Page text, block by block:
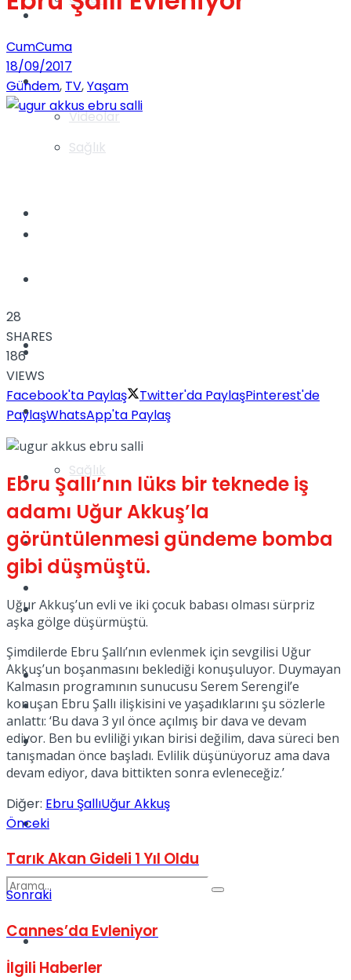
Videolar
Sağlık
Kadınca
Dünya
Türkiye
Gündem
Yaşam
Sağlık
Dünya
Türkiye
Müzik
Sinema
Tatil
Spor
Podcast
CumCuma
18/09/2017
Gündem, TV,Yaşam
28
SHARES
186
VIEWS
Facebook'ta Paylaş
Twitter'da PaylaşPinterest'de
PaylaşWhatsApp'ta Paylaş
Ebru Şallı’nın lüks bir teknede iş
adamı Uğur Akkuş’la
görüntülenmesi gündeme bomba
gibi düşmüştü.
Uğur Akkuş’un evli ve iki çocuk babası olması sürpriz
aşka gölge düşürmüştü.
Şimdilerde Ebru Şallı’nın evlenmek için sevgilisi Uğur
Akkuş’un boşanmasını beklediği konuşuluyor. Duymayan
Kalmasın programının sunucusu Serem Serengil’e
konuşan Ebru Şallı ilişkisini ve yaşadıklarını şu sözlerle
anlattı: ‘Bu dava 3 yıl önce açılmış bir dava ve devam
ediyor. Ben bu evliliği yıkan birisi değilim, dava süreci ben
tanışmadan önce başladı. Evlilik düşünüyoruz ama dava
devam ediyor, dava bittikten sonra evleneceğiz.’
Diğer: Ebru ŞallıUğur Akkuş
Önceki
Tarık Akan Gideli 1 Yıl Oldu
Sonraki
Cannes’da Evleniyor
İlgili Haberler